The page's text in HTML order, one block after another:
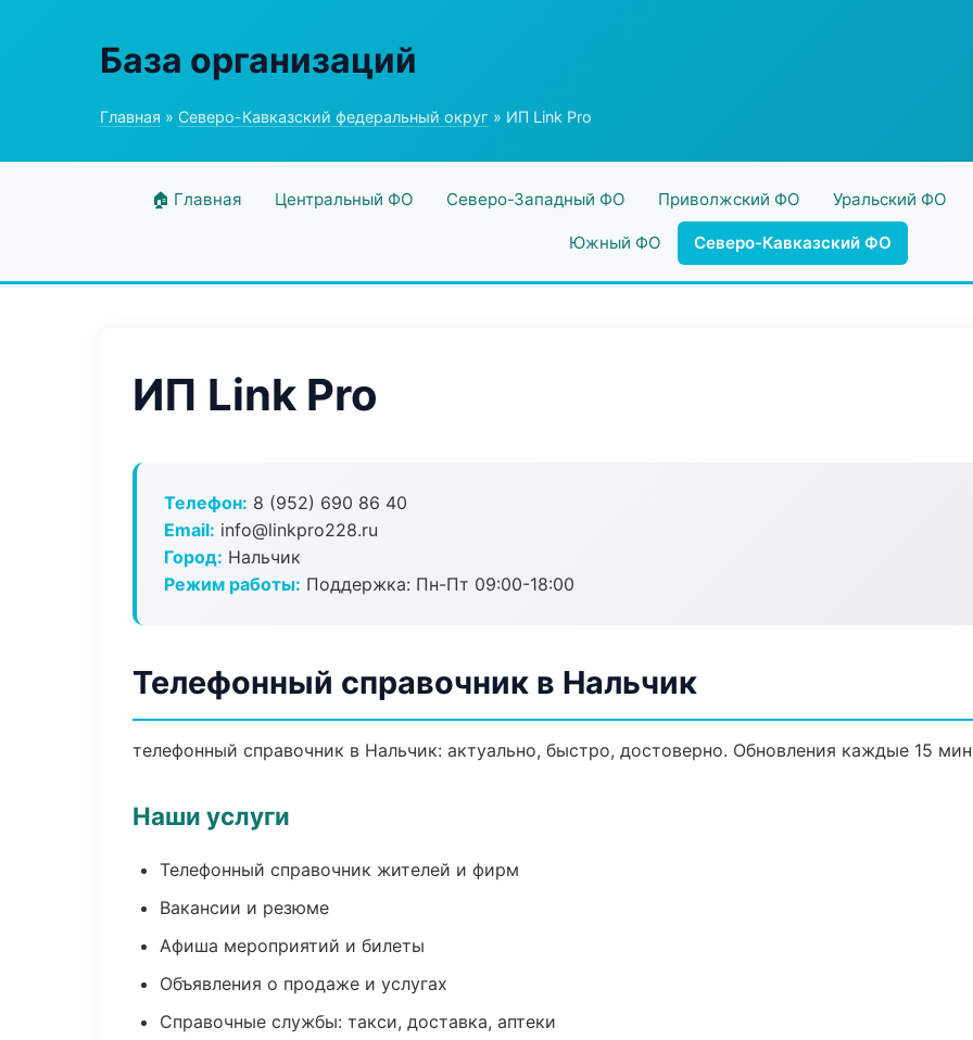
База организаций
Главная » Северо-Кавказский федеральный округ » ИП Link Pro
🏠 Главная Центральный ФО Северо-Западный ФО Приволжский ФО Уральский ФО
Южный ФО Северо-Кавказский ФО
ИП Link Pro
Телефон: 8 (952) 690 86 40
Email: info@linkpro228.ru
Город: Нальчик
Режим работы: Поддержка: Пн-Пт 09:00-18:00
Телефонный справочник в Нальчик
телефонный справочник в Нальчик: актуально, быстро, достоверно. Обновления каждые 15
Наши услуги
Телефонный справочник жителей и фирм
Вакансии и резюме
Афиша мероприятий и билеты
Объявления о продаже и услугах
Справочные службы: такси, доставка, аптеки